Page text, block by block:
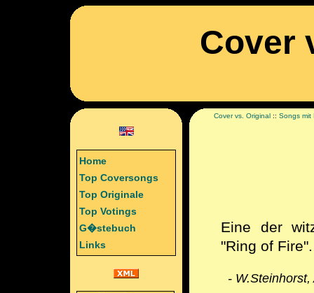
Cover
Cover vs. Original :: Songs mit
Eine der
"Ring of
-
Home
Top Coversongs
Top Originale
Top Votings
G�stebuch
Links